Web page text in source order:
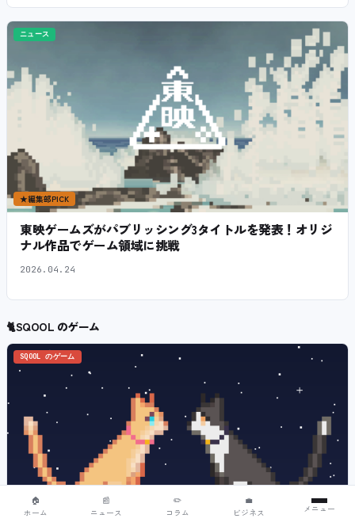
ニュース
★編集部PICK
東映ゲームズがパブリッシング3タイトルを発表！オリジ
ナル作品でゲーム領域に挑戦
2026.04.24
🐈SQOOL のゲーム
SQOOL のゲーム
🏠
ホーム
📰
ニュース
✏️
コラム
💼
ビジネス
メニュー